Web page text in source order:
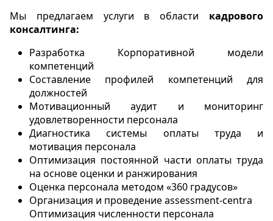
Мы предлагаем услуги в области кадрового
консалтинга:
Разработка Корпоративной модели
компетенций
Составление профилей компетенций для
должностей
Мотивационный аудит и мониторинг
удовлетворенности персонала
Диагностика системы оплаты труда и
мотивация персонала
Оптимизация постоянной части оплаты труда
на основе оценки и ранжирования
Оценка персонала методом «360 градусов»
Организация и проведение assessment-centra
Оптимизация численности персонала